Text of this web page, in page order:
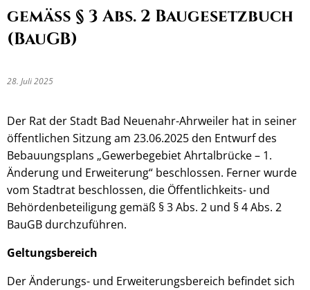
gemäß § 3 Abs. 2 Baugesetzbuch
(BauGB)
28. Juli 2025
Der Rat der Stadt Bad Neuenahr-Ahrweiler hat in seiner
öffentlichen Sitzung am 23.06.2025 den Entwurf des
Bebauungsplans „Gewerbegebiet Ahrtalbrücke – 1.
Änderung und Erweiterung“ beschlossen. Ferner wurde
vom Stadtrat beschlossen, die Öffentlichkeits- und
Behördenbeteiligung gemäß § 3 Abs. 2 und § 4 Abs. 2
BauGB durchzuführen.
Geltungsbereich
Der Änderungs- und Erweiterungsbereich befindet sich